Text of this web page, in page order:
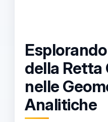
della
nelle
Analitiche